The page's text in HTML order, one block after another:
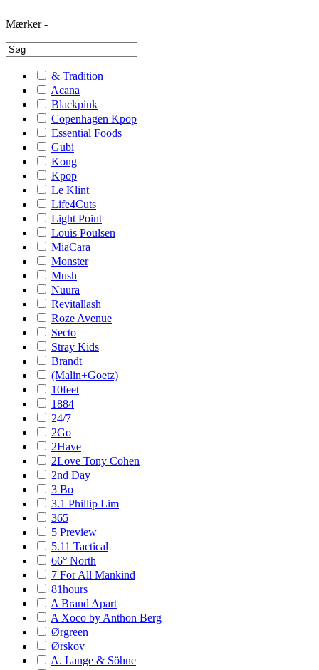
Mærker -
& Tradition
Acana
Blackpink
Copenhagen Kpop
Essential Foods
Gubi
Kong
Kpop
Le Klint
Life4Cuts
Light Point
Louis Poulsen
MiaCara
Monster
Mush
Nuura
Revitallash
Roze Avenue
Secto
Stray Kids
Brandt
(Malin+Goetz)
10feet
1884
24/7
2Go
2Have
2Love Tony Cohen
2nd Day
3 Bo
3.1 Phillip Lim
365
5 Preview
5.11 Tactical
66° North
7 For All Mankind
81hours
A Brand Apart
A Xoco by Anthon Berg
Ørgreen
Ørskov
A. Lange & Söhne